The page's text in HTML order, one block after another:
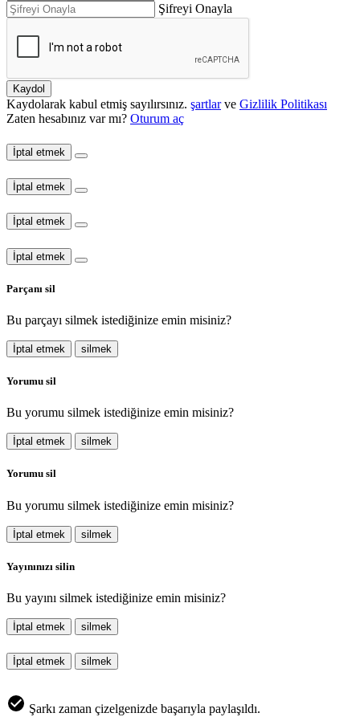
Şifreyi Onayla
Kaydol
Kaydolarak kabul etmiş sayılırsınız. şartlar ve Gizlilik Politikası
Zaten hesabınız var mı? Oturum aç
İptal etmek
İptal etmek
İptal etmek
İptal etmek
Parçanı sil
Bu parçayı silmek istediğinize emin misiniz?
İptal etmek silmek
Yorumu sil
Bu yorumu silmek istediğinize emin misiniz?
İptal etmek silmek
Yorumu sil
Bu yorumu silmek istediğinize emin misiniz?
İptal etmek silmek
Yayınınızı silin
Bu yayını silmek istediğinize emin misiniz?
İptal etmek silmek
İptal etmek silmek
Şarkı zaman çizelgenizde başarıyla paylaşıldı.